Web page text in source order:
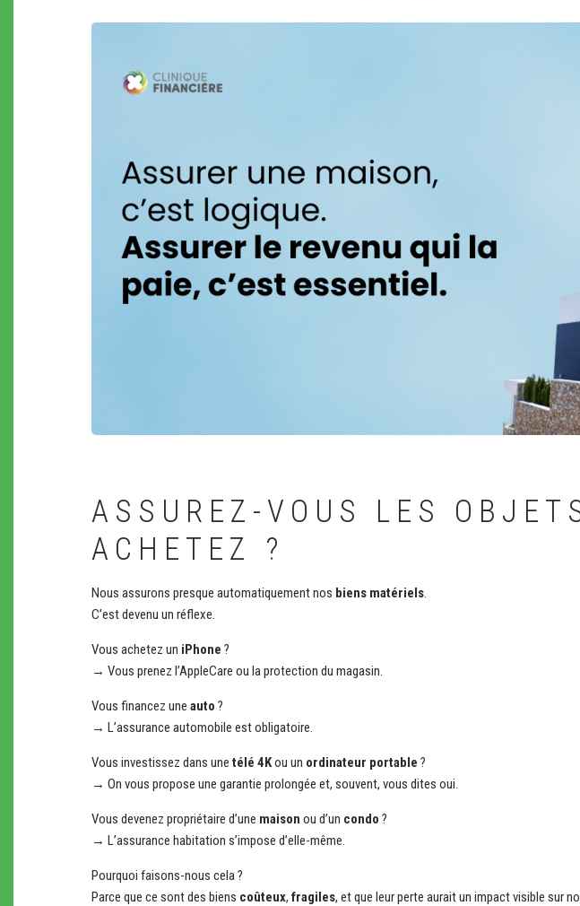
ASSUREZ-VOUS LES
ACHETEZ ?
Nous assurons presque automatiquement nos biens matériels.
C’est devenu un réflexe.
Vous achetez un iPhone ?
→ Vous prenez l’AppleCare ou la protection du magasin.
Vous financez une auto ?
→ L’assurance automobile est obligatoire.
Vous investissez dans une télé 4Kou un ordinateur portable ?
→ On vous propose une garantie prolongée et, souvent, vous dites oui.
Vous devenez propriétaire d’une maison ou d’un condo ?
→ L’assurance habitation s’impose d’elle-même.
Pourquoi faisons-nous cela ?
Parce que ce sont des biens coûteux, fragiles, et que leur perte aurait un impact visible sur